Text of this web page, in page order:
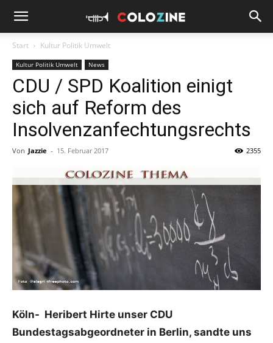
Start Kultur Politik Umwelt
Kultur Politik Umwelt News
CDU / SPD Koalition einigt
sich auf Reform des
Insolvenzanfechtungsrechts
Von Jazzie - 15. Februar 2017 2355
Köln- Heribert Hirte unser CDU
Bundestagsabgeordneter in Berlin, sandte uns